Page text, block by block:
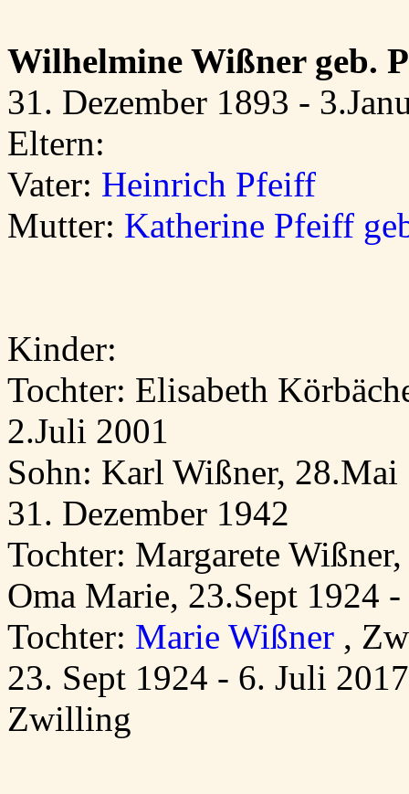
Wilhelmine Wißner geb.
31. Dezember 1893 -
Eltern:
Vater: Heinrich Pfeiff
Mutter: Katherine Pfeiff
Kinder:
Tochter: Elisabeth
2.Juli 2001
Sohn: Karl Wißner,
31. Dezember 1942
Tochter: Margarete
Oma Marie, 23.Sept 1924
Tochter: Marie Wißner ,
23. Sept 1924 - 6. Juli
Zwilling